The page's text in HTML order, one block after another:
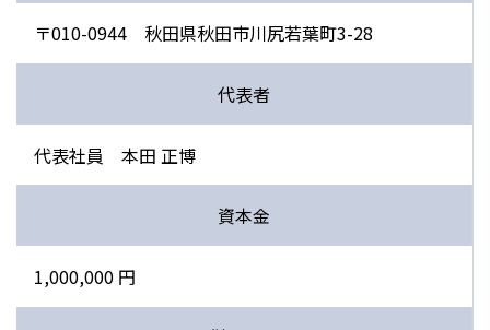
〒010-0944 秋田県秋田市川尻若葉町3-28
代表者
代表社員 本田 正博
資本金
1,000,000 円